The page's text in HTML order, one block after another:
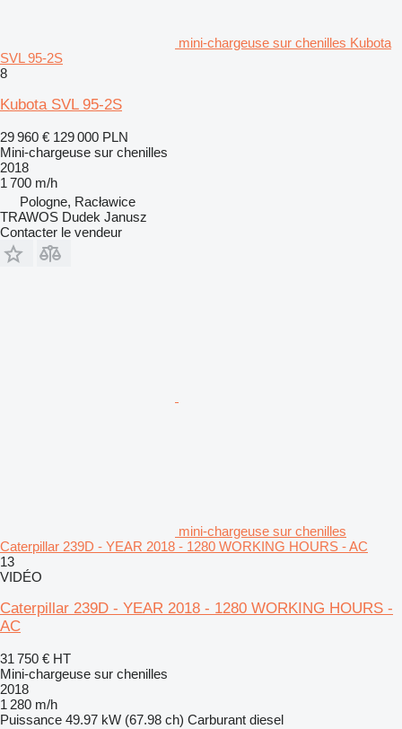
mini-chargeuse sur chenilles Kubota
SVL 95-2S
8
Kubota SVL 95-2S
29 960 € 129 000 PLN
Mini-chargeuse sur chenilles
2018
1 700 m/h
Pologne, Racławice
TRAWOS Dudek Janusz
Contacter le vendeur
mini-chargeuse sur chenilles
Caterpillar 239D - YEAR 2018 - 1280 WORKING HOURS - AC
13
VIDÉO
Caterpillar 239D - YEAR 2018 - 1280 WORKING HOURS -
AC
31 750 € HT
Mini-chargeuse sur chenilles
2018
1 280 m/h
Puissance 49.97 kW (67.98 ch) Carburant diesel